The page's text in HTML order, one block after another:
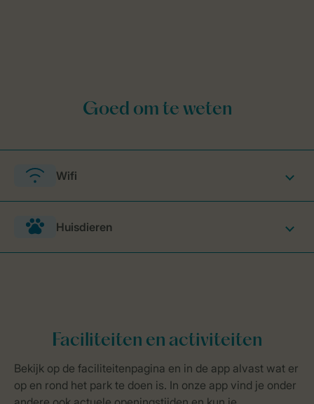
Wifi
Huisdieren